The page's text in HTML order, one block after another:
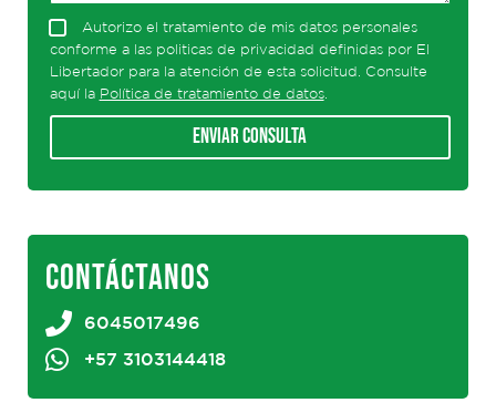
Autorizo el tratamiento de mis datos personales
conforme a las politicas de privacidad definidas por El
Libertador para la atención de esta solicitud. Consulte
aquí la Política de tratamiento de datos.
Enviar consulta
CONTÁCTANOS
6045017496
+57 3103144418